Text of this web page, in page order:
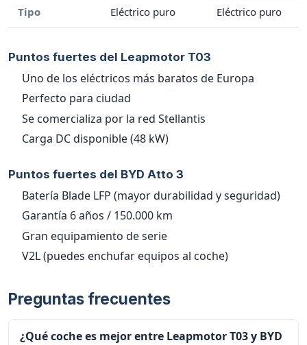
Tipo Eléctrico puro Eléctrico puro
Puntos fuertes del Leapmotor T03
Uno de los eléctricos más baratos de Europa
Perfecto para ciudad
Se comercializa por la red Stellantis
Carga DC disponible (48 kW)
Puntos fuertes del BYD Atto 3
Batería Blade LFP (mayor durabilidad y seguridad)
Garantía 6 años / 150.000 km
Gran equipamiento de serie
V2L (puedes enchufar equipos al coche)
Preguntas frecuentes
¿Qué coche es mejor entre Leapmotor T03 y BYD